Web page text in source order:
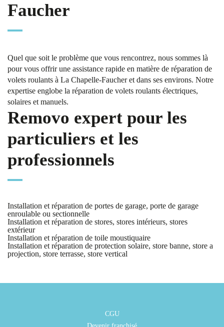
Faucher
Quel que soit le problème que vous rencontrez, nous sommes là
pour vous offrir une assistance rapide en matière de réparation de
volets roulants à La Chapelle-Faucher et dans ses environs. Notre
expertise englobe la réparation de volets roulants électriques,
solaires et manuels.
Removo expert pour les
particuliers et les
professionnels
Installation et réparation de portes de garage, porte de garage
enroulable ou sectionnelle
Installation et réparation de stores, stores intérieurs, stores
extérieur
Installation et réparation de toile moustiquaire
Installation et réparation de protection solaire, store banne, store a
projection, store terrasse, store vertical
CGU